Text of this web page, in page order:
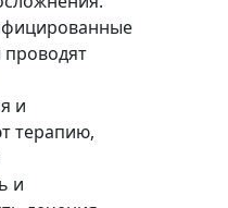
проводят
и
терапию,
и